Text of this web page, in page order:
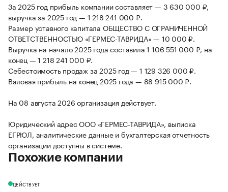
За 2025 год прибыль компании составляет — 3 630 000 ₽,
выручка за 2025 год — 1 218 241 000 ₽.
Размер уставного капитала ОБЩЕСТВО С ОГРАНИЧЕННОЙ
ОТВЕТСТВЕННОСТЬЮ «ГЕРМЕС-ТАВРИДА» — 10 000 ₽.
Выручка на начало 2025 года составила 1 106 551 000 ₽, на
конец — 1 218 241 000 ₽.
Себестоимость продаж за 2025 год — 1 129 326 000 ₽.
Валовая прибыль на конец 2025 года — 88 915 000 ₽.
На 08 августа 2026 организация действует.
Юридический адрес ООО «ГЕРМЕС-ТАВРИДА», выписка
ЕГРЮЛ, аналитические данные и бухгалтерская отчетность
организации доступны в системе.
Похожие компании
ДЕЙСТВУЕТ